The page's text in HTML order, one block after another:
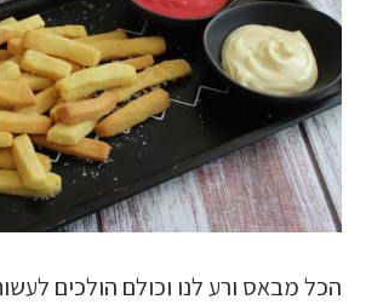
הכל מבאס ורע לנו וכולם הולכים